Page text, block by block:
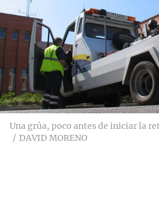
Una grúa, poco antes de iniciar la
DAVID MORENO